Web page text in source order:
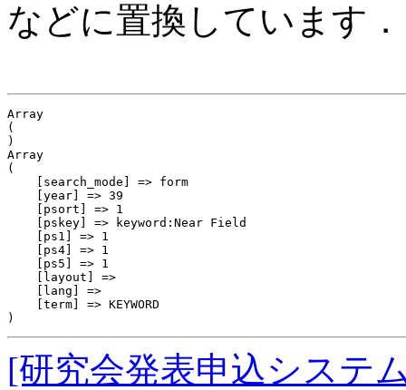
などに置換しています．
Array
(
)
Array
(
    [search_mode] => form
    [year] => 39
    [psort] => 1
    [pskey] => keyword:Near Field
    [ps1] => 1
    [ps4] => 1
    [ps5] => 1
    [layout] =>
    [lang] =>
    [term] => KEYWORD
[研究会発表申込システ